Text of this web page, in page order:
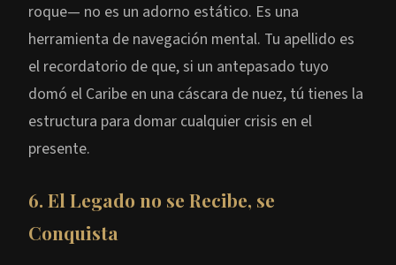
roque— no es un adorno estático. Es una
herramienta de navegación mental. Tu apellido es
el recordatorio de que, si un antepasado tuyo
domó el Caribe en una cáscara de nuez, tú tienes la
estructura para domar cualquier crisis en el
presente.
6. El Legado no se Recibe, se
Conquista